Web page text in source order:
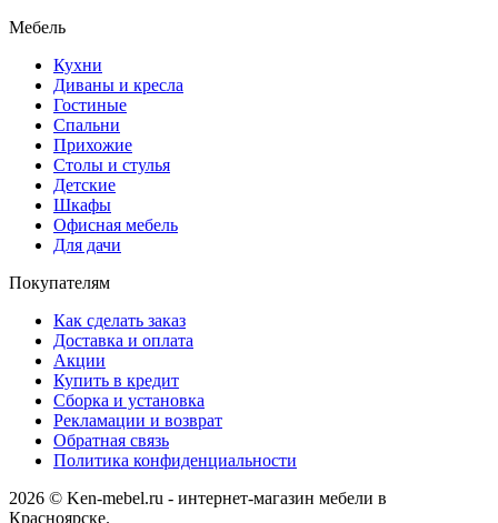
Мебель
Кухни
Диваны и кресла
Гостиные
Спальни
Прихожие
Столы и стулья
Детские
Шкафы
Офисная мебель
Для дачи
Покупателям
Как сделать заказ
Доставка и оплата
Акции
Купить в кредит
Сборка и установка
Рекламации и возврат
Обратная связь
Политика конфиденциальности
2026 © Ken-mebel.ru - интернет-магазин мебели в
Красноярске.